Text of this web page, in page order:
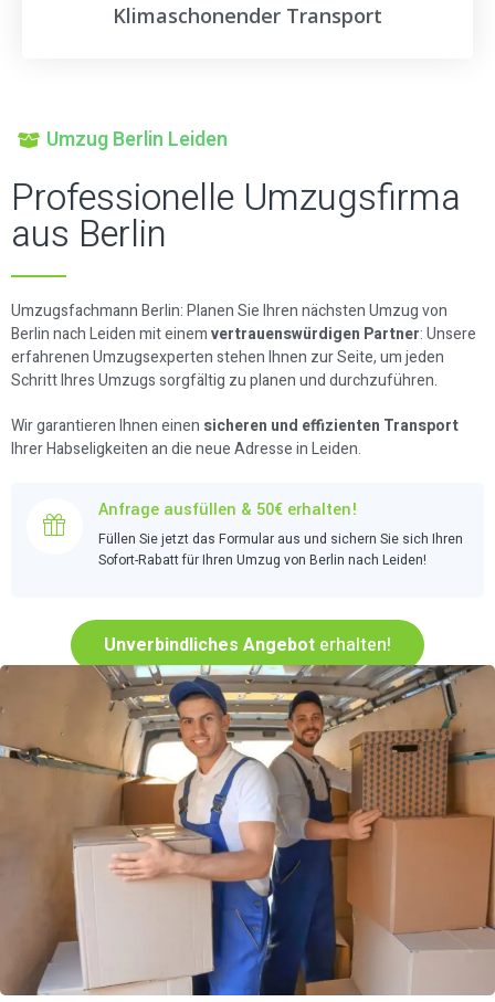
Klimaschonender Transport
Umzug Berlin Leiden
Professionelle Umzugsfirma
aus Berlin
Umzugsfachmann Berlin: Planen Sie Ihren nächsten Umzug von
Berlin nach Leiden mit einemvertrauenswürdigen Partner: Unsere
erfahrenen Umzugsexperten stehen Ihnen zur Seite, um jeden
Schritt Ihres Umzugs sorgfältig zu planen und durchzuführen.
Wir garantieren Ihnen einen sicheren und effizienten Transport
Ihrer Habseligkeiten an die neue Adresse in Leiden.
Anfrage ausfüllen & 50€ erhalten!
Füllen Sie jetzt das Formular aus und sichern Sie sich Ihren
Sofort-Rabatt für Ihren Umzug von Berlin nach Leiden!
Unverbindliches Angebot erhalten!